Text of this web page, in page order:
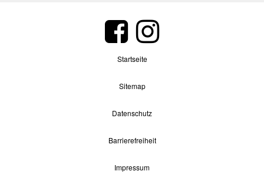
Startseite
Sitemap
Datenschutz
Barrierefreiheit
Impressum